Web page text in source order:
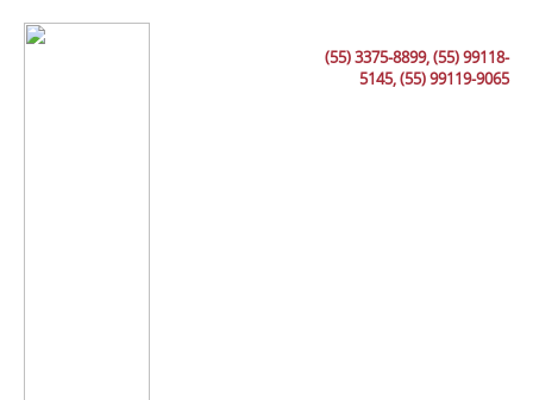
(55) 3375-8899, (55) 99118-
5145, (55) 99119-9065